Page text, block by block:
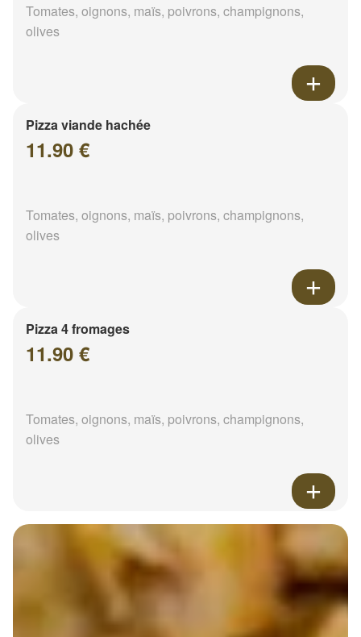
Tomates, oignons, maïs, poivrons, champignons,
olives
Pizza viande hachée
11.90 €
Tomates, oignons, maïs, poivrons, champignons,
olives
Pizza 4 fromages
11.90 €
Tomates, oignons, maïs, poivrons, champignons,
olives